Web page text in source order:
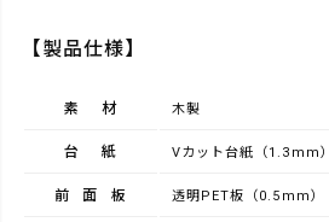
【製品仕様】
素材 木製
台紙 Vカット台紙（1.3mm）
前面板 透明PET板（0.5mm）